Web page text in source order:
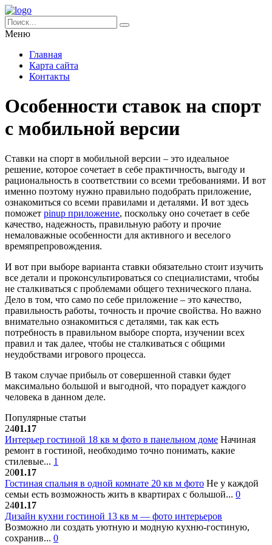
Меню
Главная
Карта сайта
Контакты
Особенности ставок на спорт
с мобильной версии
Ставки на спорт в мобильной версии – это идеальное
решение, которое сочетает в себе практичность, выгоду и
рациональность в соответствии со всеми требованиями. И вот
именно поэтому нужно правильно подобрать приложение,
ознакомиться со всеми правилами и деталями. И вот здесь
поможет pinup приложение, поскольку оно сочетает в себе
качество, надежность, правильную работу и прочие
немаловажные особенности для активного и веселого
времяпрепровождения.
И вот при выборе варианта ставки обязательно стоит изучить
все детали и проконсультироваться со специалистами, чтобы
не сталкиваться с проблемами общего технического плана.
Дело в том, что само по себе приложение – это качество,
правильность работы, точность и прочие свойства. Но важно
внимательно ознакомиться с деталями, так как есть
потребность в правильном выборе спорта, изучении всех
правил и так далее, чтобы не сталкиваться с общими
неудобствами игрового процесса.
В таком случае прибыль от совершенной ставки будет
максимально большой и выгодной, что порадует каждого
человека в данном деле.
Популярные статьи
2401.17
Интерьер гостиной 18 кв м фото в панельном доме Начиная
ремонт в гостиной, необходимо точно понимать, какие
стилевые... 1
2001.17
Гостиная спальня в одной комнате 20 кв м фото Не у каждой
семьи есть возможность жить в квартирах с большой... 0
2401.17
Дизайн кухни гостиной 13 кв м — фото интерьеров
Возможно ли создать уютную и модную кухню-гостиную,
сохранив... 0